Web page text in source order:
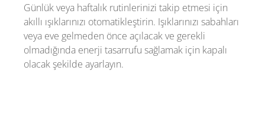
Günlük veya haftalık rutinlerinizi takip etmesi için
akıllı ışıklarınızı otomatikleştirin. Işıklarınızı sabahları
veya eve gelmeden önce açılacak ve gerekli
olmadığında enerji tasarrufu sağlamak için kapalı
olacak şekilde ayarlayın.